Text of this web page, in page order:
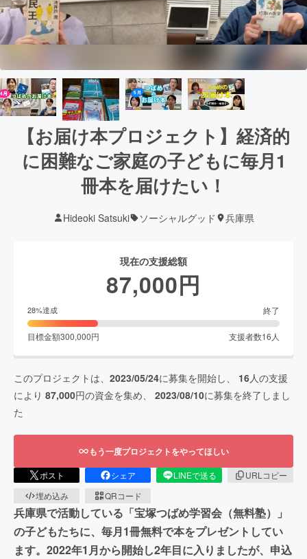
【お届け本プロジェクト】経済的
に困難なご家庭の子どもに毎月1
冊本を届けたい！
Hideoki Satsuki ソーシャルグッド 兵庫県
現在の支援総額
87,000円
28%達成 終了
目標金額300,000円 支援者数16 人
このプロジェクトは、 2023/05/24に募集を開始し、 16人の支援
により 87,000円の資金を集め、 2023/08/10に募集を終了しまし
た
もう一度プロジェクトをやってほしい
ポスト シェア LINEで送る
URLコピー
埋め込み
QRコード
兵庫県で活動している「宝塚つばめ学習会（無料塾）」
の子どもたちに、毎月1冊無料で本をプレゼントしてい
ます。2022年1月から開始し2年目に入りましたが、申込